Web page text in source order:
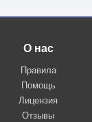
О нас
Правила
Помощь
Лицензия
Отзывы